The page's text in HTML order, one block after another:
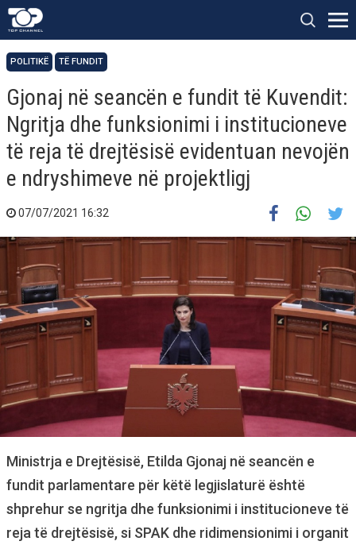
POLITIKË TË FUNDIT
Gjonaj në seancën e fundit të Kuvendit:
Ngritja dhe funksionimi i institucioneve
të reja të drejtësisë evidentuan nevojën
e ndryshimeve në projektligj
07/07/2021 16:32
Ministrja e Drejtësisë, Etilda Gjonaj në seancën e
fundit parlamentare për këtë legjislaturë është
shprehur se ngritja dhe funksionimi i institucioneve të
reja të drejtësisë, si SPAK dhe ridimensionimi i organit